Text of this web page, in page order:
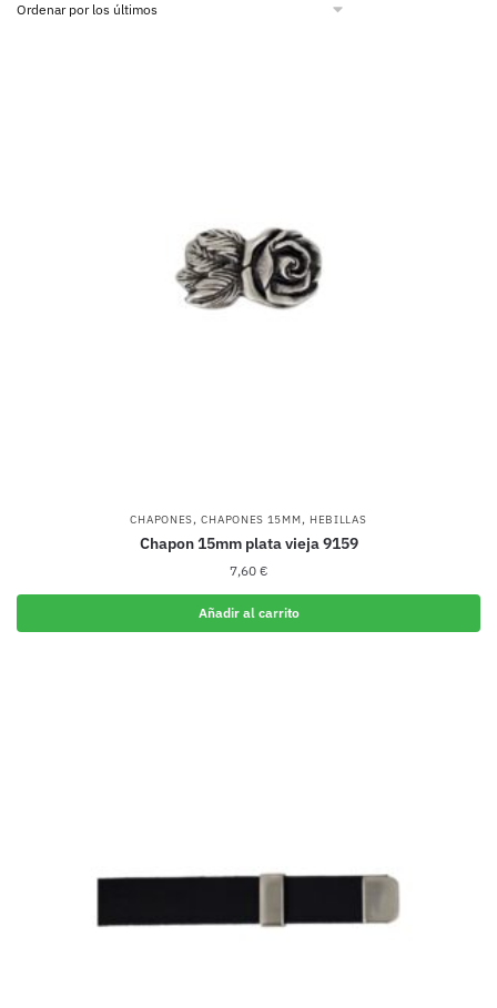
CHAPONES,CHAPONES 15MM, HEBILLAS
Chapon 15mm plata vieja 9159
7,60 €
Añadir al carrito